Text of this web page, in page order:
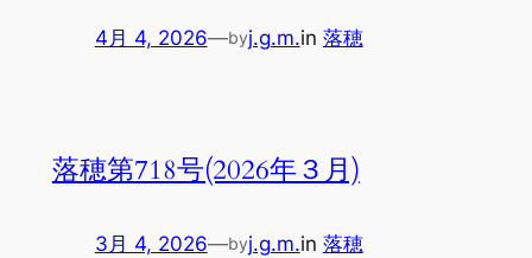
4月 4, 2026—byj.g.m.in 落穂
落穂第718号(2026年３月)
3月 4, 2026—byj.g.m.in 落穂